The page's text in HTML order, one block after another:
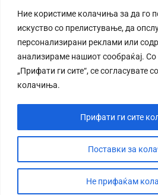
Ние користиме колачиња за да го
искуство со прелистување, да
персонализирани реклами или
анализираме нашиот сообраќај.
„Прифати ги сите“, се согласувате
колачиња.
Поставки за
Не прифаќам
Прифати ги сите